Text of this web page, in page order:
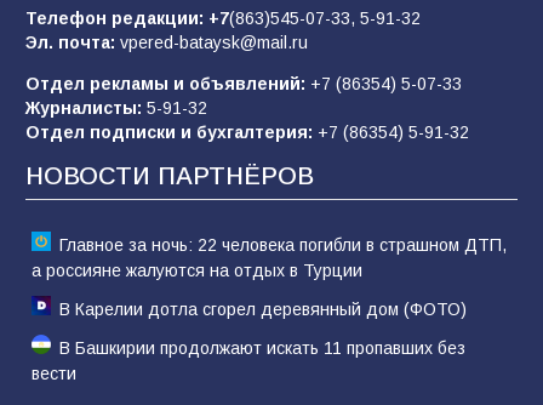
Батайчане вышли в финал Всероссийского
конкурса «Большая перемена»
Телефон редакции: +7(863)545-07-33, 5-91-32
Эл. почта: vpered-bataysk@mail.ru
Отдел рекламы и объявлений: +7 (86354) 5-07-33
Журналисты: 5-91-32
Отдел подписки и бухгалтерия: +7 (86354) 5-91-32
НОВОСТИ ПАРТНЁРОВ
Главное за ночь: 22 человека погибли в страшном ДТП,
а россияне жалуются на отдых в Турции
В Карелии дотла сгорел деревянный дом (ФОТО)
В Башкирии продолжают искать 11 пропавших без
вести